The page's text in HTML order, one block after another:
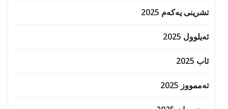
تشرینی یەکەم 2025
ئەیلوول 2025
ئاب 2025
تەممووز 2025